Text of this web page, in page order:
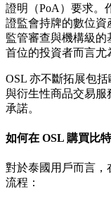
證明（PoA）要求。
證監會持牌的數位資
監管審查與機構級
首位的投資者而言尤
OSL 亦不斷拓展包
與衍生性商品交易服
承諾。
如何在 OSL 購買比
對於泰國用戶而言，
流程：